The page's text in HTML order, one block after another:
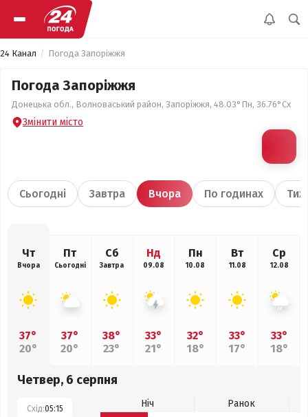
24 Канал Погода Запоріжжя
Погода Запоріжжя
Донецька обл., Волноваський район, Запоріжжя, 48.03°Пн, 36.76°Сх
Змінити місто
Сьогодні Завтра Вчора По годинах
Чт
Вчора
37°
20°
Пт
Сьогодні
37°
20°
Сб
Завтра
38°
23°
Нд
09.08
33°
21°
Пн
10.08
32°
18°
Вт
11.08
33°
17°
Ср
12.08
33°
18°
Четвер, 6 серпня
Схід:05:15 Ніч
Ранок